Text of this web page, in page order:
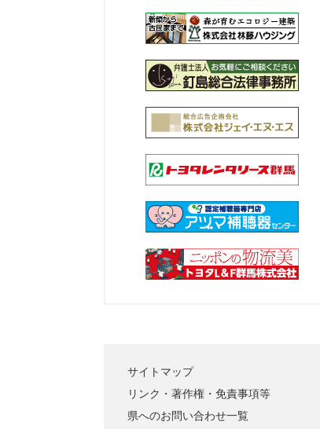
サイトマップ
リンク・著作権・免責事項等
県へのお問い合わせ一覧